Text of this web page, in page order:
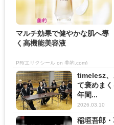
マルチ効果で健やかな肌へ導
く高機能美容液
PR(エリクシール on 美的.com)
timelesz、
て褒めま
年間...
2026.03.10
稲垣吾郎